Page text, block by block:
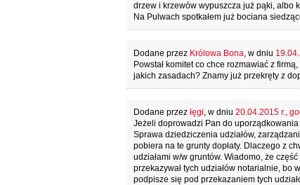
drzew i krzewów wypuszcza już pąki, albo
Na Pulwach spotkałem już bociana
Dodane przez Królowa Bona, w dniu
Powstał komitet co chce rozmawiać z
jakich zasadach? Znamy już przekręty z
Dodane przez łęgi, w dniu 20.04.2015 r.,
Jeżeli doprowadzi Pan do
Sprawa dziedziczenia udziałów,
pobiera na te grunty dopłaty. Dlaczego z
udziałami w/w gruntów. Wiadomo, że
przekazywał tych udziałów notarialnie, bo
podpisze się pod przekazaniem tych